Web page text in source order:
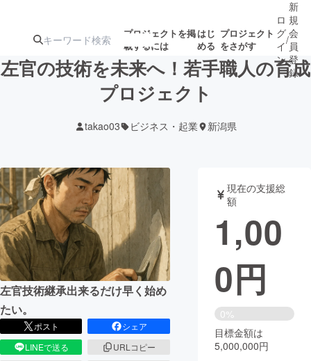
プロジェクトを掲
載するには
はじ
める
プロジェクト
をさがす
ターン
ジェクト
募集終了が近いプ
ロジェクト
アート・写真 音楽
テクノロジー・ガジェット ゲーム・サ
映像・映画 書籍・雑誌
ビジネス・起業 チャレンジ
まちづくり・地域活性化
ロ
グ
イ
ン
/
新
規
会
員
登
録
左官の技術を未来へ！若手職人の育成
プロジェクト
takao03 ビジネス・起業 新潟県
左官技術継承出来るだけ早く始め
たい。
ポスト
シェア
LINEで送る
URLコピー
現在の支援総
額
1,00
0円
0%
目標金額は
5,000,000円